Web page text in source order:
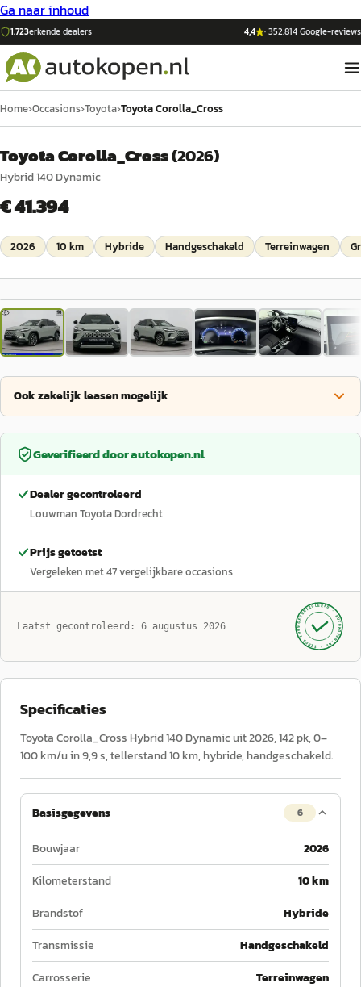
Ga naar inhoud
1.723erkende dealers 4,4 ·352.814Google-reviews
Home›Occasions›Toyota›Toyota Corolla_Cross
Toyota Corolla_Cross(2026)
Hybrid 140 Dynamic
€ 41.394
2026 10 km Hybride Handgeschakeld Terreinwagen
1/35
Ook zakelijk leasen mogelijk
Geverifieerd doorautokopen.nl
Dealer gecontroleerd
Louwman Toyota Dordrecht
Prijs getoetst
Vergeleken met47vergelijkbare occasions
Laatst gecontroleerd: 6 augustus 2026 GECONTROLEERD ·
AUTOKOPEN.NL
· SINDS 1999 ·
Specificaties
Toyota Corolla_Cross Hybrid 140 Dynamic uit 2026, 142 pk, 0–
100 km/u in 9,9 s, tellerstand 10 km, hybride, handgeschakeld.
Basisgegevens 6
Bouwjaar
2026
Kilometerstand
10 km
Brandstof
Hybride
Transmissie
Handgeschakeld
Carrosserie
Terreinwagen